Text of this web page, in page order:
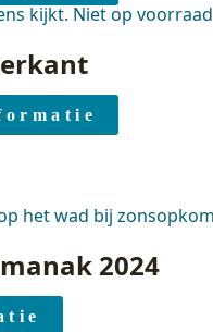
Niet op voorraad
2024